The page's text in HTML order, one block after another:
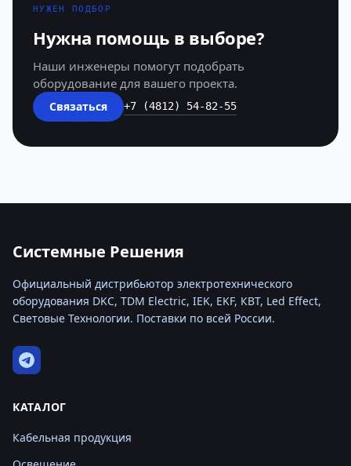
НУЖЕН ПОДБОР
Нужна помощь в выборе?
Наши инженеры помогут подобрать
оборудование для вашего проекта.
Связаться +7 (4812) 54-82-55
Системные Решения
Официальный дистрибьютор электротехнического
оборудования DKC, TDM Electric, IEK, EKF, КВТ, Led Effect,
Световые Технологии. Поставки по всей России.
КАТАЛОГ
Кабельная продукция